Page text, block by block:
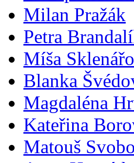
Milan Pražák
Petra
Míša
Blanka
Magdaléna
Kateřina
Matouš